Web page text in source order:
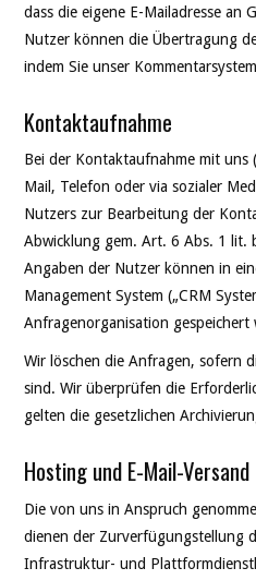
dass die eigene E-Mailadresse an
Nutzer können die Übertragung
indem Sie unser
Kontaktaufnahme
Bei der Kontaktaufnahme mit
Mail, Telefon oder via sozialer
Nutzers zur Bearbeitung der
Abwicklung gem. Art. 6 Abs. 1 lit.
Angaben der Nutzer können in
Management System („CRM
Anfragenorganisation gespeichert
Wir löschen die Anfragen, sofern
sind. Wir überprüfen die
gelten die gesetzlichen
Hosting und E-Mail-Versand
Die von uns in Anspruch
dienen der Zurverfügungstellung
Infrastruktur- und